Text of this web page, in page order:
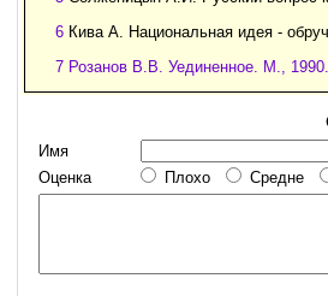
6 Кива А. Национальная идея -
7 Розанов В.В. Уединенное. М.,
Имя
Оценка
Плохо Средне